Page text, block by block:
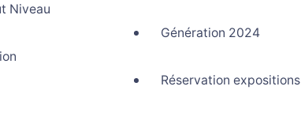
Niveau
Génération 2024
Réservation expositions